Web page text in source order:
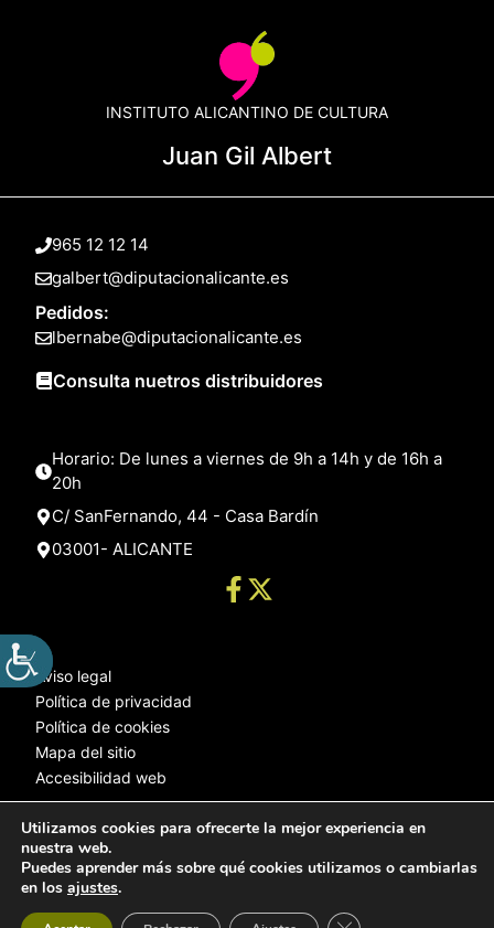
INSTITUTO ALICANTINO DE CULTURA
Juan Gil Albert
965 12 12 14
galbert@diputacionalicante.es
Pedidos:
lbernabe@diputacionalicante.es
Consulta nuetros distribuidores
Horario: De lunes a viernes de 9h a 14h y de 16h a
20h
C/ SanFernando, 44 - Casa Bardín
03001- ALICANTE
Aviso legal
Política de privacidad
Política de cookies
Mapa del sitio
Accesibilidad web
© 2025 Web desarrollada por el Servicio de Informática de Diputación
Utilizamos cookies para ofrecerte la mejor experiencia en
nuestra web.
Puedes aprender más sobre qué cookies utilizamos o cambiarlas
en los ajustes.